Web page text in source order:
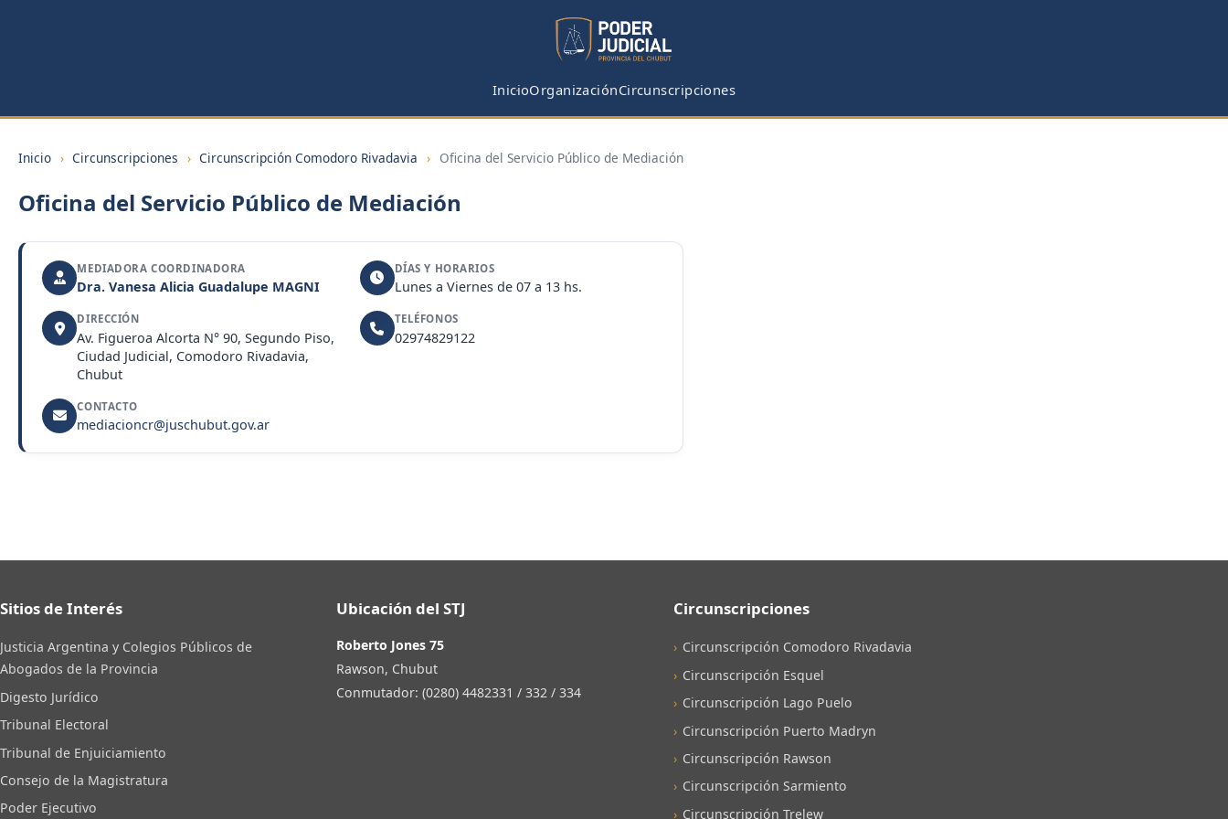
InicioOrganizaciónCircunscripciones
Inicio › Circunscripciones › Circunscripción Comodoro Rivadavia › Oficina del Servicio Público de Mediación
Oficina del Servicio Público de Mediación
MEDIADORA COORDINADORA
Dra. Vanesa Alicia Guadalupe MAGNI
DÍAS Y HORARIOS
Lunes a Viernes de 07 a 13 hs.
DIRECCIÓN
Av. Figueroa Alcorta N° 90, Segundo Piso,
Ciudad Judicial, Comodoro Rivadavia,
Chubut
TELÉFONOS
02974829122
CONTACTO
mediacioncr@juschubut.gov.ar
Sitios de Interés
Justicia Argentina y Colegios Públicos de
Abogados de la Provincia
Digesto Jurídico
Tribunal Electoral
Tribunal de Enjuiciamiento
Consejo de la Magistratura
Poder Ejecutivo
Ubicación del STJ
Roberto Jones 75
Rawson, Chubut
Conmutador: (0280) 4482331 / 332 / 334
Circunscripciones
Circunscripción Comodoro Rivadavia
Circunscripción Esquel
Circunscripción Lago Puelo
Circunscripción Puerto Madryn
Circunscripción Rawson
Circunscripción Sarmiento
Circunscripción Trelew